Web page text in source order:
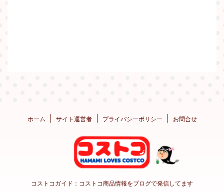
ホーム サイト運営者 プライバシーポリシー お問合せ
コストコガイド：コストコ商品情報をブログで発信してます